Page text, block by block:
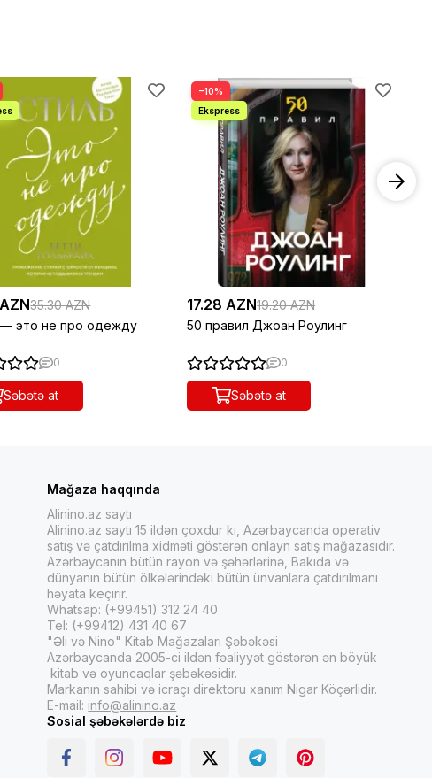
35.30 AZN
это не про одежду
0
Səbətə at
−10%
17.28 AZN19.20 AZN
50 правил Джоан Роулинг
0
Səbətə at
Mağaza haqqında
Alinino.az saytı
Alinino.az saytı 15 ildən çoxdur ki, Azərbaycanda operativ
satış və çatdırılma xidməti göstərən onlayn satış mağazasıdır.
Azərbaycanın bütün rayon və şəhərlərinə, Bakıda və
dünyanın bütün ölkələrindəki bütün ünvanlara çatdırılmanı
həyata keçirir.
Whatsap: (+99451) 312 24 40
Tel: (+99412) 431 40 67
"Əli və Nino" Kitab Mağazaları Şəbəkəsi
Azərbaycanda 2005-ci ildən fəaliyyət göstərən ən böyük
kitab və oyuncaqlar şəbəkəsidir.
Markanın sahibi və icraçı direktoru xanım Nigar Köçərlidir.
E-mail: info@alinino.az
Sosial şəbəkələrdə biz